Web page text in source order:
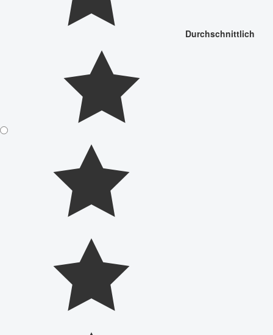
Durchschnittlich